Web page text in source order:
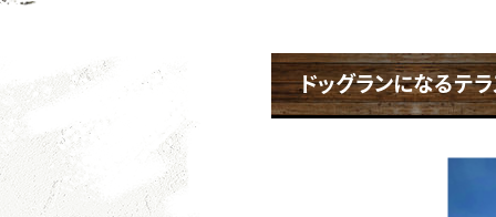
ドッグランになるテ